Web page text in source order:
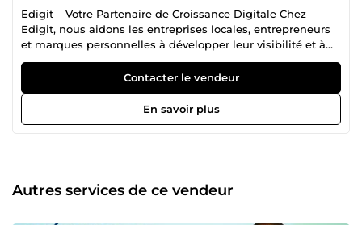
Edigit – Votre Partenaire de Croissance Digitale Chez
Edigit, nous aidons les entreprises locales, entrepreneurs
et marques personnelles à développer leur visibilité et à
attirer plus de clients grâce à des stratégies digitales sur-
mesure. De la création de contenus impactants à la
gestion complète de vos réseaux sociaux, nous mettons
notre expertise à votre service pour générer des résultats
concrets. Objectif : augmenter vos ventes et votre
Contacter le vendeur
En savoir plus
Autres services de ce vendeur